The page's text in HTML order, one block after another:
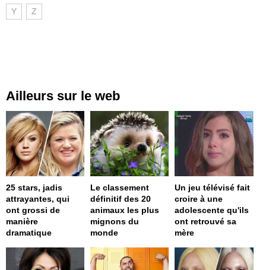
Y Z
Ailleurs sur le web
25 stars, jadis
attrayantes, qui
ont grossi de
manière
dramatique
Le classement
définitif des 20
animaux les plus
mignons du
monde
Un jeu télévisé fait
croire à une
adolescente qu'ils
ont retrouvé sa
mère